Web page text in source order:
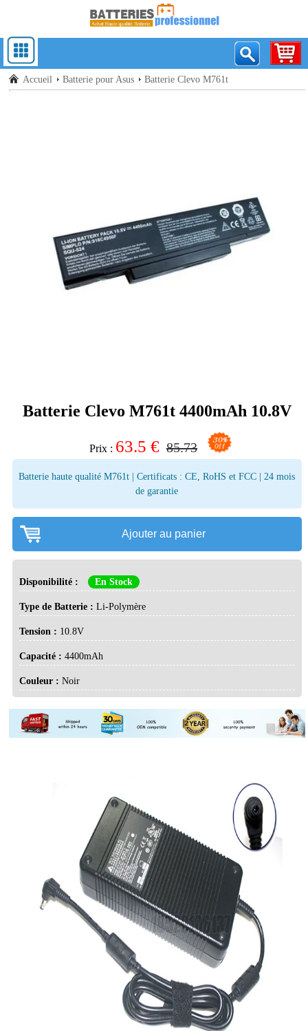
Accueil Batterie pour Asus Batterie Clevo M761t
Batterie Clevo M761t 4400mAh 10.8V
Prix : 63.5 € 85.73
Batterie haute qualité M761t | Certificats : CE, RoHS et FCC | 24 mois
de garantie
Ajouter au panier
Disponibilité : En Stock
Type de Batterie :Li-Polymère
Tension : 10.8V
Capacité :4400mAh
Couleur :Noir